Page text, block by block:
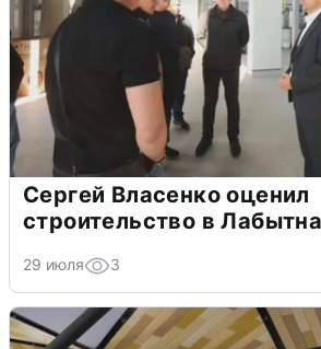
Сергей Власенко оценил
строительство в
29 июля 3